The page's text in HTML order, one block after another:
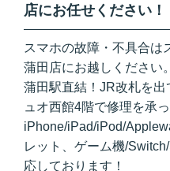
店にお任せください！
スマホの故障・不具合は
蒲田店にお越しください。
蒲田駅直結！JR改札を
ュオ西館4階で修理を承
iPhone/iPad/iPod/
レット、ゲーム機/
応しております！